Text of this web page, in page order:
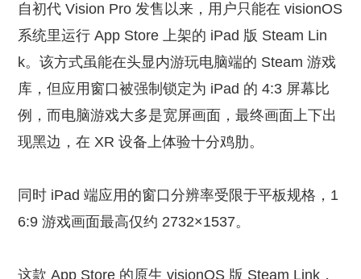
自初代 Vision Pro 发售以来，用户只能在 visionOS
系统里运行 App Store 上架的 iPad 版 Steam Lin
k。该方式虽能在头显内游玩电脑端的 Steam 游戏
库，但应用窗口被强制锁定为 iPad 的 4:3 屏幕比
例，而电脑游戏大多是宽屏画面，最终画面上下出
现黑边，在 XR 设备上体验十分鸡肋。
同时 iPad 端应用的窗口分辨率受限于平板规格，1
6:9 游戏画面最高仅约 2732×1537。
这款 App Store 的原生 visionOS 版 Steam Link，